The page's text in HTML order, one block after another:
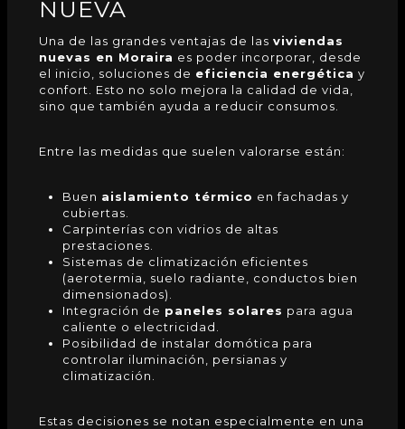
NUEVA
Una de las grandes ventajas de las viviendas
nuevas en Moraira es poder incorporar, desde
el inicio, soluciones de eficiencia energética y
confort. Esto no solo mejora la calidad de vida,
sino que también ayuda a reducir consumos.
Entre las medidas que suelen valorarse están:
Buen aislamiento térmico en fachadas y
cubiertas.
Carpinterías con vidrios de altas
prestaciones.
Sistemas de climatización eficientes
(aerotermia, suelo radiante, conductos bien
dimensionados).
Integración de paneles solares para agua
caliente o electricidad.
Posibilidad de instalar domótica para
controlar iluminación, persianas y
climatización.
Estas decisiones se notan especialmente en una